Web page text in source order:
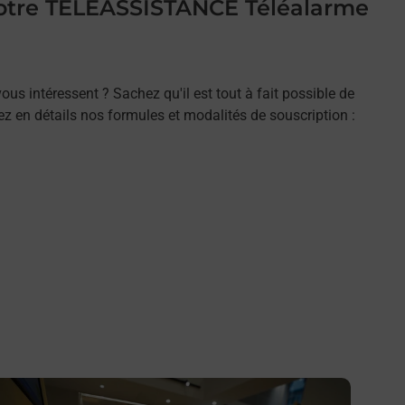
TELEASSISTANCE Téléalarme
intéressent ? Sachez qu'il est tout à fait possible de
en détails nos formules et modalités de souscription :
savoir plus